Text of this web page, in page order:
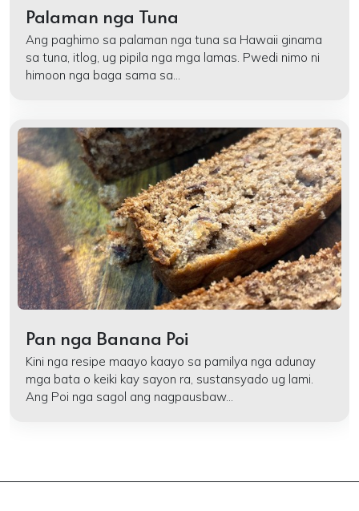
Palaman nga Tuna
Ang paghimo sa palaman nga tuna sa Hawaii ginama
sa tuna, itlog, ug pipila nga mga lamas. Pwedi nimo ni
himoon nga baga sama sa...
Pan nga Banana Poi
Kini nga resipe maayo kaayo sa pamilya nga adunay
mga bata o keiki kay sayon ra, sustansyado ug lami.
Ang Poi nga sagol ang nagpausbaw...